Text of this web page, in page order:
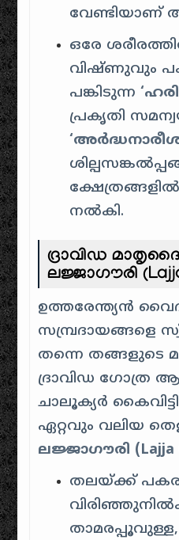
വേണ്ടിയാണ്
ഒരേ
വിഷ്ണുവും
പങ്കിടുന്ന
പ്രകൃതി
നൽകി.
ദ്രാവിഡ
ലജ്ജാഗൗരി
ഉത്തരേന്ത്യൻ
സമ്പ്രദായങ്ങളെ
തന്നെ തങ്ങളുടെ
ദ്രാവിഡ ഗോത്ര
ചാലൂക്യർ
ഏറ്റവും വലിയ
ലജ്ജാഗൗരി (Lajja
തലയ്ക്ക്